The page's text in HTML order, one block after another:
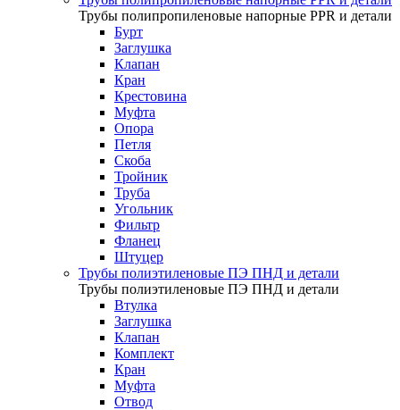
Трубы полипропиленовые напорные PPR и детали
Бурт
Заглушка
Клапан
Кран
Крестовина
Муфта
Опора
Петля
Скоба
Тройник
Труба
Угольник
Фильтр
Фланец
Штуцер
Трубы полиэтиленовые ПЭ ПНД и детали
Трубы полиэтиленовые ПЭ ПНД и детали
Втулка
Заглушка
Клапан
Комплект
Кран
Муфта
Отвод